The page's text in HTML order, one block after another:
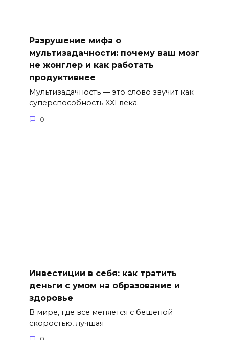
Разрушение мифа о
мультизадачности: почему ваш мозг
не жонглер и как работать
продуктивнее
Мультизадачность — это слово звучит как
суперспособность XXI века.
0
Инвестиции в себя: как тратить
деньги с умом на образование и
здоровье
В мире, где все меняется с бешеной
скоростью, лучшая